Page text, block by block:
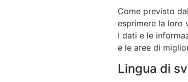
Come previsto
esprimere la loro
I dati e le
e le aree di
Lingua di